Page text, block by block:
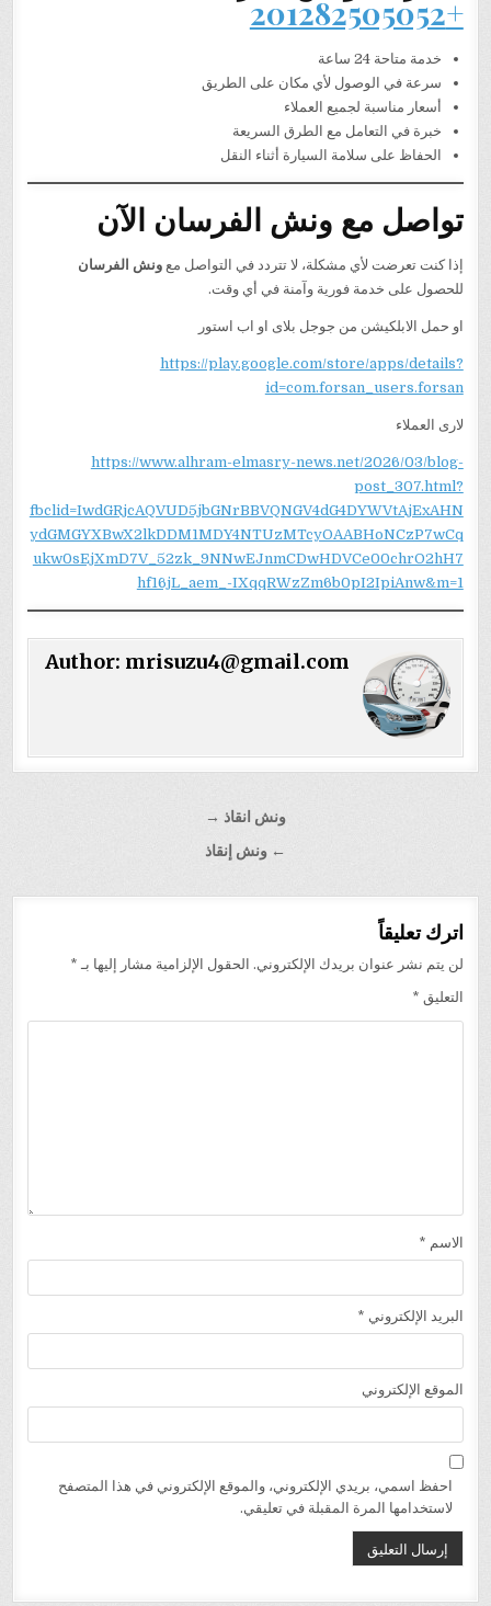
+201282505052
خدمة متاحة 24 ساعة
سرعة في الوصول لأي مكان على الطريق
أسعار مناسبة لجميع العملاء
خبرة في التعامل مع الطرق السريعة
الحفاظ على سلامة السيارة أثناء النقل
تواصل مع ونش الفرسان الآن
إذا كنت تعرضت لأي مشكلة، لا تتردد في التواصل معونش الفرسان
للحصول على خدمة فورية وآمنة في أي وقت.
او حمل الابلكيشن من جوجل بلاى او اب استور
https://play.google.com/store/apps/details?
id=com.forsan_users.forsan
لارى العملاء
https://www.alhram-elmasry-news.net/2026/03/blog-
post_307.html?
fbclid=IwdGRjcAQVUD5jbGNrBBVQNGV4dG4DYWVtAjExAHN
ydGMGYXBwX2lkDDM1MDY4NTUzMTcyOAABHoNCzP7wCq
ukw0sEjXmD7V_52zk_9NNwEJnmCDwHDVCe00chrO2hH7
hf16jL_aem_-IXqqRWzZm6b0pI2IpiAnw&m=1
Author: mrisuzu4@gmail.com
ونش انقاذ →
← ونش إنقاذ
اترك تعليقاً
لن يتم نشر عنوان بريدك الإلكتروني. الحقول الإلزامية مشار إليها بـ *
التعليق *
الاسم *
البريد الإلكتروني *
الموقع الإلكتروني
احفظ اسمي، بريدي الإلكتروني، والموقع الإلكتروني في هذا المتصفح
لاستخدامها المرة المقبلة في تعليقي.